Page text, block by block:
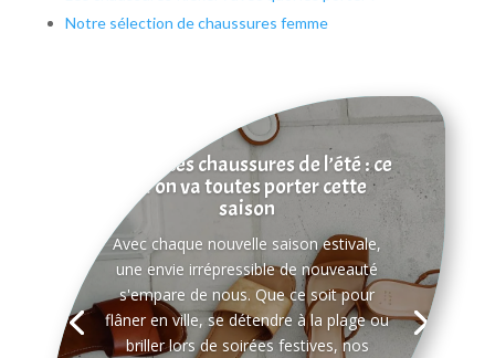
Notre sélection de chaussures femme
Tendances chaussures de l’été : ce
qu’on va toutes porter cette
saison
Avec chaque nouvelle saison estivale,
une envie irrépressible de nouveauté
s'empare de nous. Que ce soit pour
flâner en ville, se détendre à la plage ou
briller lors de soirées festives, nos